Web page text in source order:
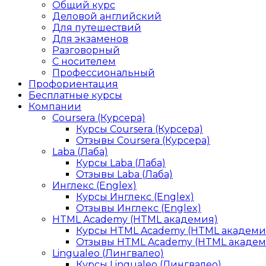
Общий курс
Деловой английский
Для путешествий
Для экзаменов
Разговорный
С носителем
Профессиональный
Профориентация
Бесплатные курсы
Компании
Coursera (Курсера)
Курсы Coursera (Курсера)
Отзывы Coursera (Курсера)
Laba (Лаба)
Курсы Laba (Лаба)
Отзывы Laba (Лаба)
Инглекс (Englex)
Курсы Инглекс (Englex)
Отзывы Инглекс (Englex)
HTML Academy (HTML академия)
Курсы HTML Academy (HTML
Отзывы HTML Academy (HTML
Lingualeo (Лингвалео)